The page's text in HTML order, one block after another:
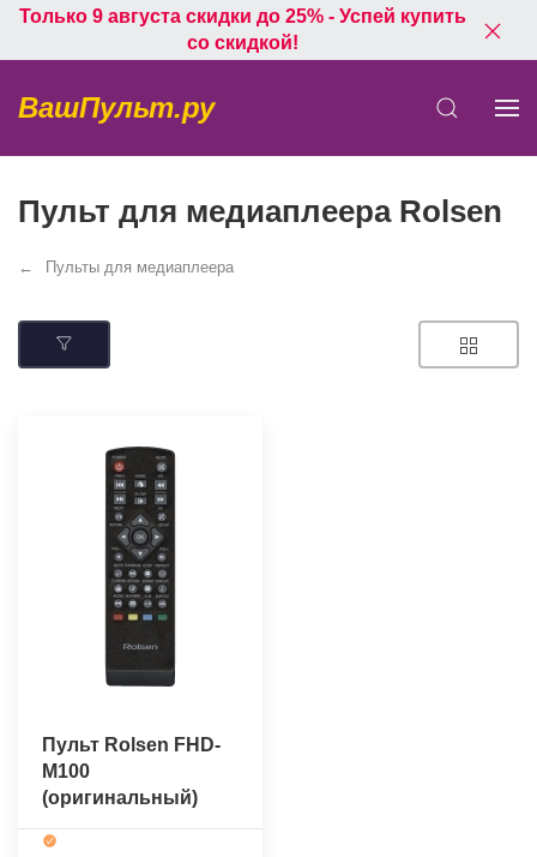
Только 9 августа скидки до 25% - Успей купить
со скидкой!
ВашПульт.ру
Пульт для медиаплеера Rolsen
Пульты для медиаплеера
Пульт Rolsen FHD-
M100
(оригинальный)